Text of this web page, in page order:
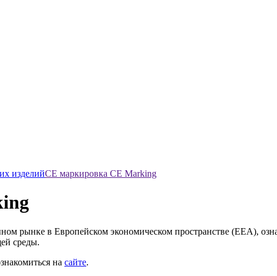
изделийCE маркировка CE Marking
рынке в Европейском экономическом пространстве (EEA),
среды.
на сайте.